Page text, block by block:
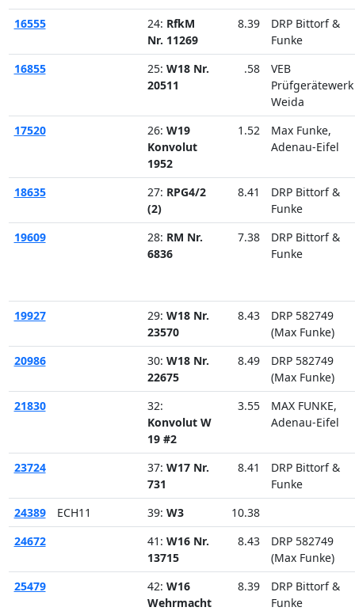
16555
24: RfkM
Nr. 11269
8.39
DRP Bittorf &
Funke
16855
25: W18 Nr.
20511
.58
VEB
Prüfgerätewerk
Weida
17520
26: W19
Konvolut
1952
1.52
Max Funke,
Adenau-Eifel
18635 27: RPG4/2
(2)
8.41
DRP Bittorf &
Funke
19609
28: RM Nr.
6836
7.38
DRP Bittorf &
Funke
19927 29: W18 Nr.
23570
8.43
DRP 582749
(Max Funke)
20986
30: W18 Nr.
22675
8.49
DRP 582749
(Max Funke)
21830
32:
Konvolut W
19 #2
3.55
MAX FUNKE,
Adenau-Eifel
23724 37: W17 Nr.
731
8.41
DRP Bittorf &
Funke
24389
ECH11 39: W3
10.38
24672
41: W16 Nr.
13715
8.43
DRP 582749
(Max Funke)
25479
42: W16
Wehrmacht
8.39
DRP Bittorf &
Funke